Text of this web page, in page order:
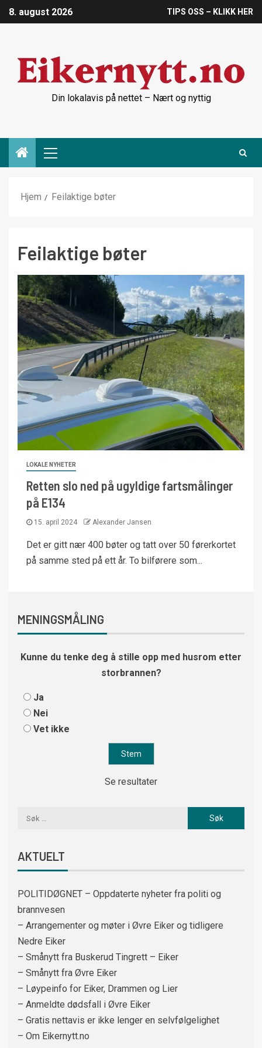
8. august 2026 TIPS OSS – KLIKK HER
Din lokalavis på nettet – Nært og nyttig
Hjem Feilaktige bøter
Feilaktige bøter
LOKALE NYHETER
Retten slo ned på ugyldige fartsmålinger
på E134
15. april 2024 Alexander Jansen
Det er gitt nær 400 bøter og tatt over 50 førerkortet
på samme sted på ett år. To bilførere som...
MENINGSMÅLING
Kunne du tenke deg å stille opp med husrom etter
storbrannen?
Ja
Nei
Vet ikke
Se resultater
AKTUELT
POLITIDØGNET – Oppdaterte nyheter fra politi og
brannvesen
– Arrangementer og møter i Øvre Eiker og tidligere
Nedre Eiker
– Smånytt fra Buskerud Tingrett – Eiker
– Smånytt fra Øvre Eiker
– Løypeinfo for Eiker, Drammen og Lier
– Anmeldte dødsfall i Øvre Eiker
– Gratis nettavis er ikke lenger en selvfølgelighet
– Om Eikernytt.no